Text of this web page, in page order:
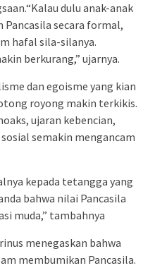
dulu anak-anak
Pancasila secara formal,
hafal sila-silanya.
berkurang,” ujarnya.
dan egoisme yang kian
royong makin terkikis.
ujaran kebencian,
semakin mengancam
kepada tetangga yang
bahwa nilai Pancasila
muda,” tambahnya
menegaskan bahwa
membumikan Pancasila.